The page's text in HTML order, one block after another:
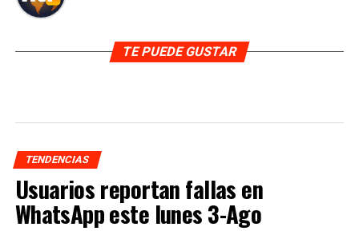
TE PUEDE GUSTAR
TENDENCIAS
Usuarios reportan fallas en
WhatsApp este lunes 3-Ago